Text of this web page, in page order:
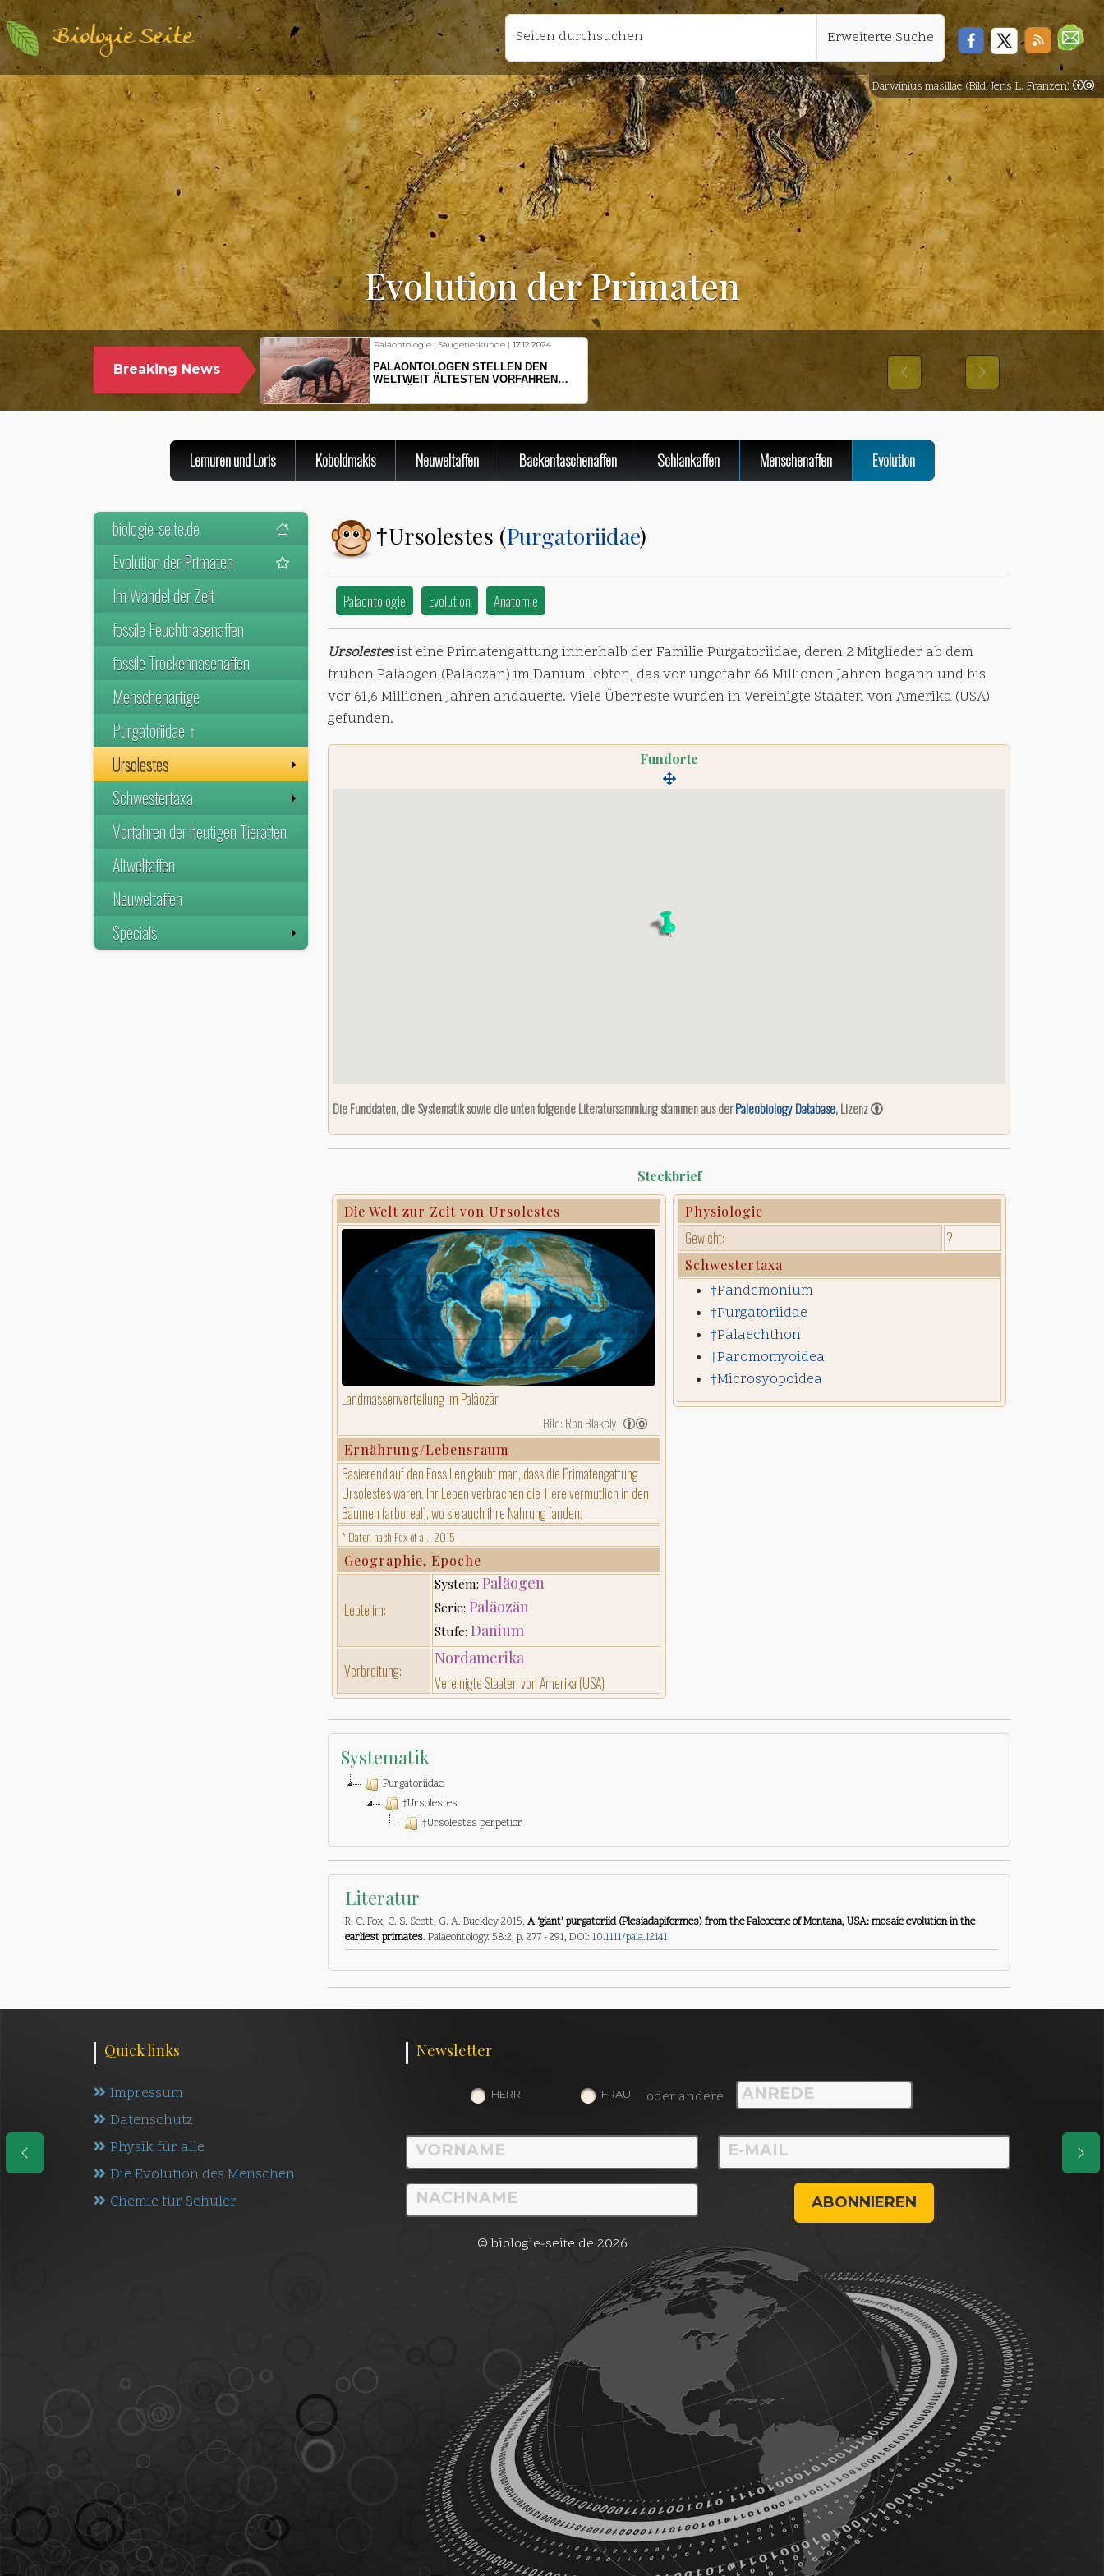
Biologie Seite Seiten durchsuchen Erweiterte Suche
Evolution der Primaten
Breaking News
Fischkunde | Klimawandel |18.11.2024
KLIMAWANDEL SETZT
HERINGSLARVEN UNTER STRESS
Paläontologie | Säugetierkunde |17.12.2024
PALÄONTOLOGEN STELLEN DEN
WELTWEIT ÄLTESTEN VORFAHREN
DER SÄUGETIERE VOR
Previous Next
Darwinius masillae (Bild: Jens L. Franzen)
Lemuren und Loris Koboldmakis Neuweltaffen Backentaschenaffen Schlankaffen Menschenaffen Evolution
biologie-seite.de
Evolution der Primaten
Im Wandel der Zeit
fossile Feuchtnasenaffen
fossile Trockennasenaffen
Menschenartige
Purgatoriidae ↑
Ursolestes
Schwestertaxa
Vorfahren der heutigen Tieraffen
Altweltaffen
Neuweltaffen
Specials
†Ursolestes (Purgatoriidae)
Paläontologie Evolution Anatomie
Ursolestesist eine Primatengattung innerhalb der Familie Purgatoriidae, deren 2 Mitglieder ab dem
frühen Paläogen (Paläozän) im Danium lebten, das vor ungefähr 66 Millionen Jahren begann und bis
vor 61,6 Millionen Jahren andauerte. Viele Überreste wurden in Vereinigte Staaten von Amerika (USA)
gefunden.
Fundorte
Die Funddaten, die Systematik sowie die unten folgende Literatursammlung stammen aus derPaleobiology Database, Lizenz
Steckbrief
Die Welt zur Zeit von Ursolestes
Landmassenverteilung im Paläozän
Bild: Ron Blakely
Ernährung/Lebensraum
Basierend auf den Fossilien glaubt man, dass die Primatengattung
Ursolestes waren. Ihr Leben verbrachen die Tiere vermutlich in den
Bäumen (arboreal), wo sie auch ihre Nahrung fanden.
* Daten nach Fox et al., 2015
Geographie, Epoche
Lebte im:
System: Paläogen
Serie: Paläozän
Stufe: Danium
Verbreitung:
Nordamerika
Vereinigte Staaten von Amerika (USA)
Physiologie
Gewicht: ?
Schwestertaxa
†Pandemonium
†Purgatoriidae
†Palaechthon
†Paromomyoidea
†Microsyopoidea
Systematik
Purgatoriidae
†Ursolestes
†Ursolestes perpetior
Literatur
R. C. Fox, C. S. Scott, G. A. Buckley 2015, A ‘giant’ purgatoriid (Plesiadapiformes) from the Paleocene of Montana, USA: mosaic evolution in the
earliest primates. Palaeontology. 58:2, p. 277 - 291, DOI: 10.1111/pala.12141
Quick links
Impressum
Datenschutz
Physik für alle
Die Evolution des Menschen
Chemie für Schüler
Newsletter
HERR FRAU oder andere
ABONNIEREN
© biologie-seite.de 2026